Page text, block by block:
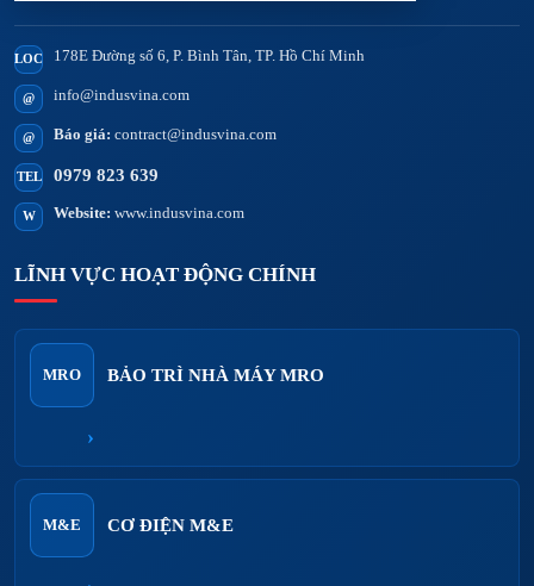
LOC 178E Đường số 6, P. Bình Tân, TP. Hồ Chí Minh
@ info@indusvina.com
@ Báo giá: contract@indusvina.com
TEL 0979 823 639
W Website: www.indusvina.com
LĨNH VỰC HOẠT ĐỘNG CHÍNH
MRO BẢO TRÌ NHÀ MÁY MRO
›
M&E CƠ ĐIỆN M&E